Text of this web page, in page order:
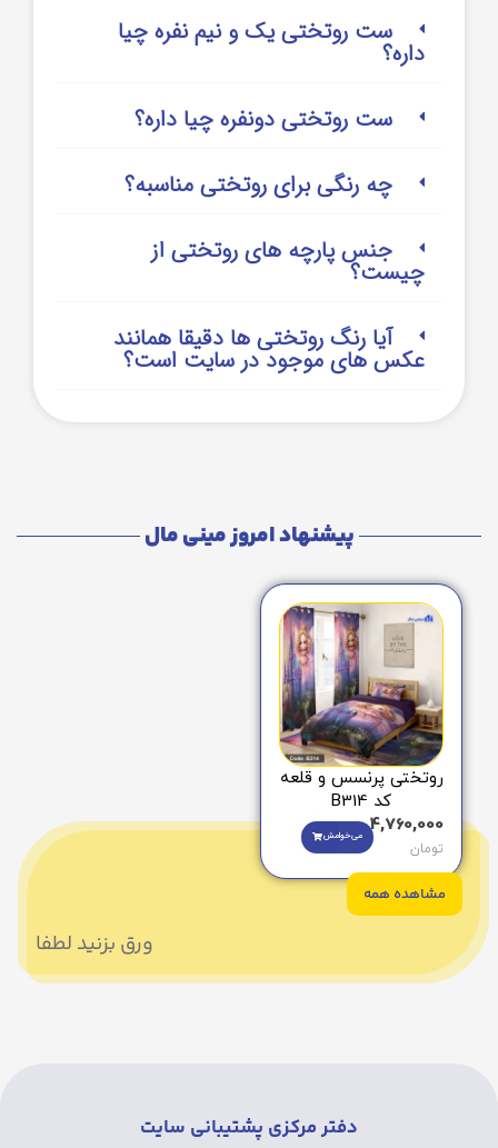
ست روتختی یک و نیم نفره چیا
داره؟
ست روتختی دونفره چیا داره؟
چه رنگی برای روتختی مناسبه؟
جنس پارچه های روتختی از
چیست؟
آیا رنگ روتختی ها دقیقا همانند
عکس های موجود در سایت است؟
پیشنهاد امروز مینی مال
روتختی پرنسس و قلعه
کد B314
4,760,000
تومان
می‌خوامش
مشاهده همه
ورق بزنید لطفا
دفتر مرکزی پشتیبانی سایت